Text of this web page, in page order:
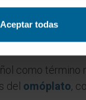
Aceptar todas
como término
del omóplato,